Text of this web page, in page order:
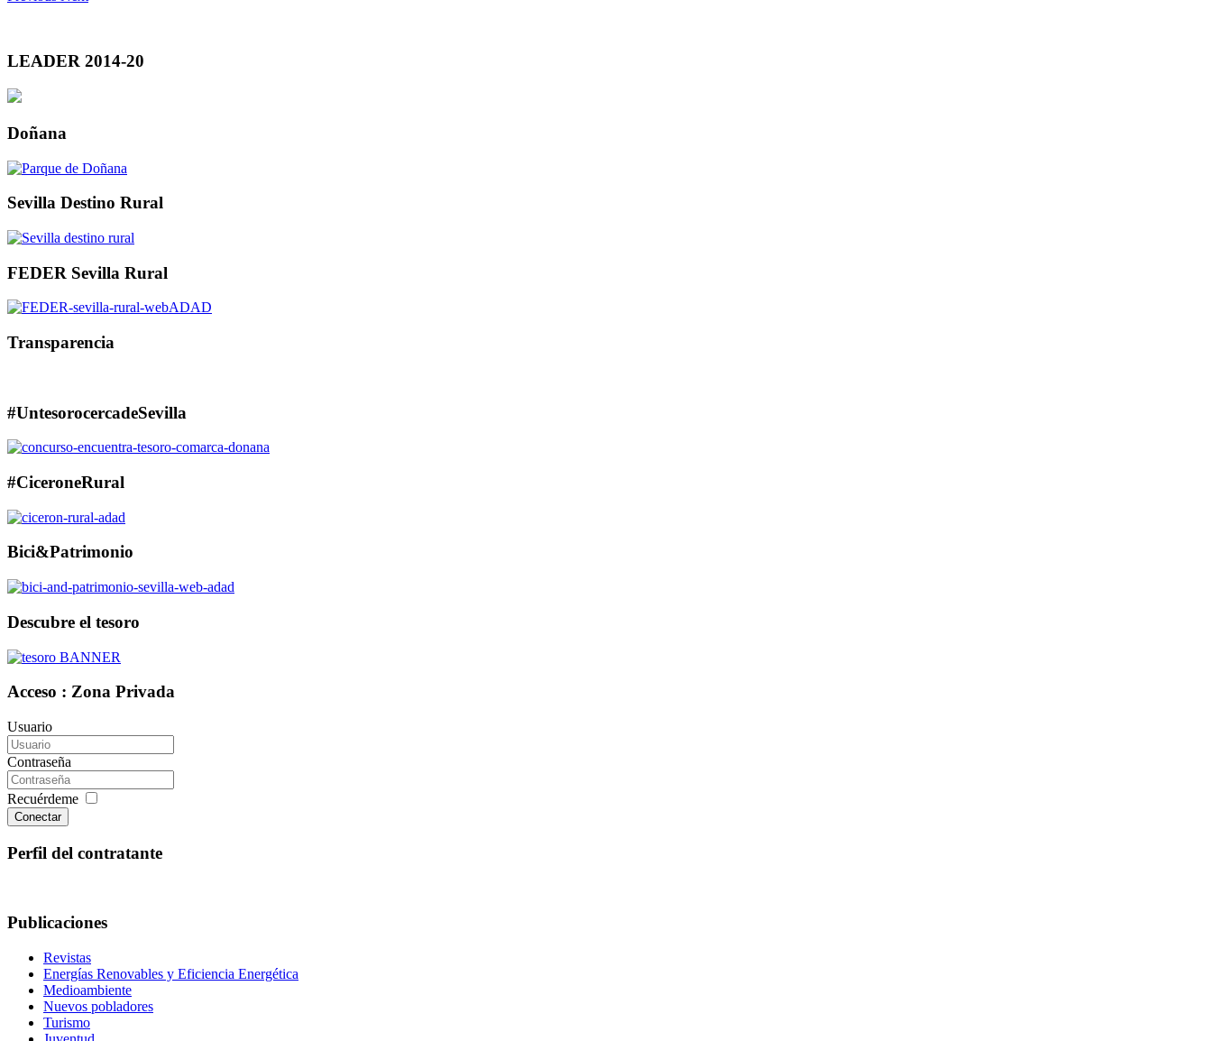
LEADER 2014-20
Doñana
Sevilla Destino Rural
FEDER Sevilla Rural
Transparencia
#UntesorocercadeSevilla
#CiceroneRural
Bici&Patrimonio
Descubre el tesoro
Acceso : Zona Privada
Usuario
Contraseña
Recuérdeme
Conectar
Perfil del contratante
Publicaciones
Revistas
Energías Renovables y Eficiencia Energética
Medioambiente
Nuevos pobladores
Turismo